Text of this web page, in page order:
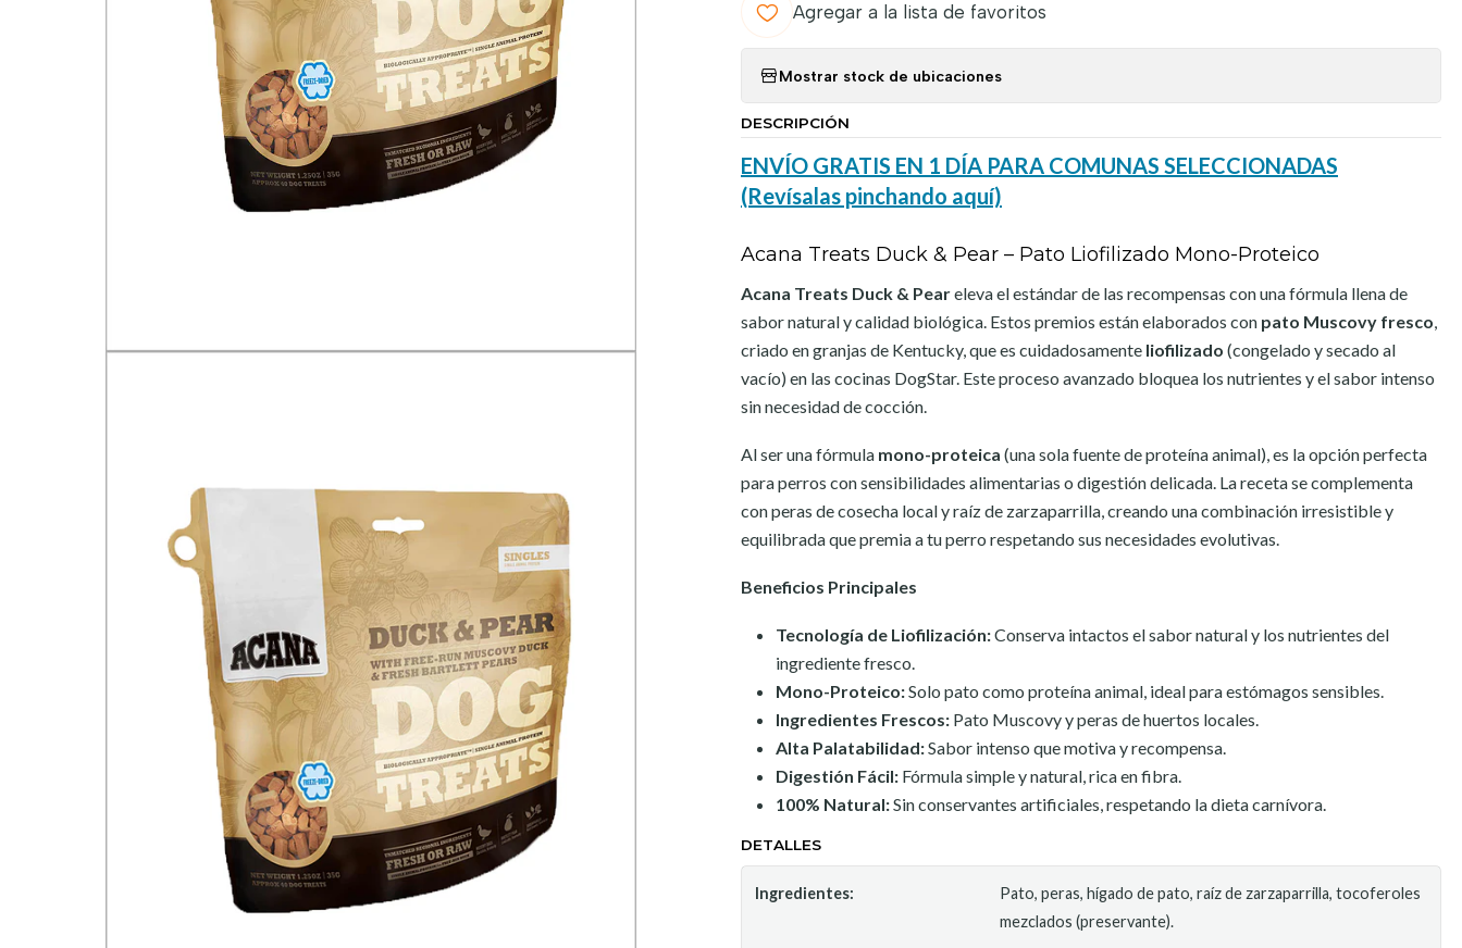
Agregar a la lista de favoritos
Mostrar stock de ubicaciones
DESCRIPCIÓN
ENVÍO GRATIS EN 1 DÍA PARA COMUNAS SELECCIONADAS
(Revísalas pinchando aquí)
Acana Treats Duck & Pear – Pato Liofilizado Mono-Proteico
Acana Treats Duck & Peareleva el estándar de las recompensas con una fórmula llena de
sabor natural y calidad biológica. Estos premios están elaborados con pato Muscovy fresco,
criado en granjas de Kentucky, que es cuidadosamente liofilizado (congelado y secado al
vacío) en las cocinas DogStar. Este proceso avanzado bloquea los nutrientes y el sabor intenso
sin necesidad de cocción.
Al ser una fórmula mono-proteica (una sola fuente de proteína animal), es la opción perfecta
para perros con sensibilidades alimentarias o digestión delicada. La receta se complementa
con peras de cosecha local y raíz de zarzaparrilla, creando una combinación irresistible y
equilibrada que premia a tu perro respetando sus necesidades evolutivas.
Beneficios Principales
Tecnología de Liofilización:Conserva intactos el sabor natural y los nutrientes del
ingrediente fresco.
Mono-Proteico:Solo pato como proteína animal, ideal para estómagos sensibles.
Ingredientes Frescos: Pato Muscovy y peras de huertos locales.
Alta Palatabilidad:Sabor intenso que motiva y recompensa.
Digestión Fácil: Fórmula simple y natural, rica en fibra.
100% Natural:Sin conservantes artificiales, respetando la dieta carnívora.
DETALLES
Ingredientes:
Pato, peras, hígado de pato, raíz de zarzaparrilla, tocoferoles
mezclados (preservante).